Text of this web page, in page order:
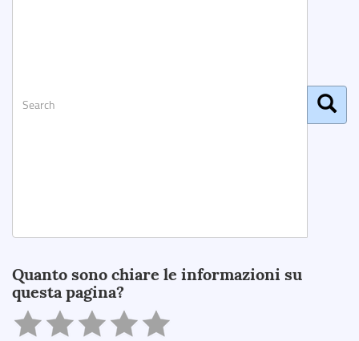
Quanto sono chiare le informazioni su
questa pagina?